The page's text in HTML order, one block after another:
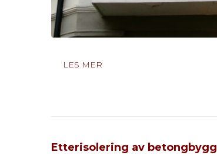
LES MER
Etterisolering av betongbygg